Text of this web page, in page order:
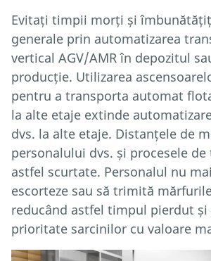
Evitați timpii morți și
generale prin automatizarea
vertical AGV/AMR în depozitul
producție. Utilizarea
pentru a transporta automat
la alte etaje extinde
dvs. la alte etaje. Distanțele de
personalului dvs. și procesele
astfel scurtate. Personalul nu
escorteze sau să trimită
reducând astfel timpul pierdut și
prioritate sarcinilor cu valoare